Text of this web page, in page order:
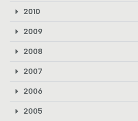
2010
2009
2008
2007
2006
2005